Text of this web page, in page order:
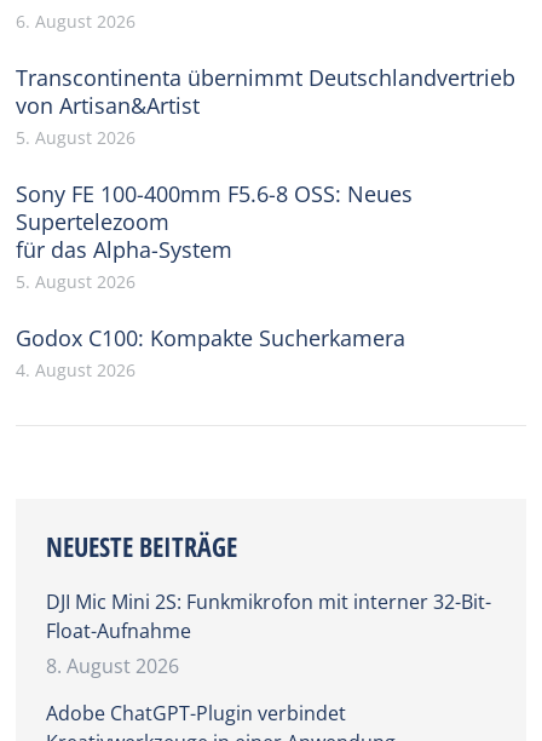
6. August 2026
Transcontinenta übernimmt Deutschlandvertrieb
von Artisan&Artist
5. August 2026
Sony FE 100-400mm F5.6-8 OSS: Neues
Supertelezoom
für das Alpha-System
5. August 2026
Godox C100: Kompakte Sucherkamera
4. August 2026
NEUESTE BEITRÄGE
DJI Mic Mini 2S: Funkmikrofon mit interner 32-Bit-
Float-Aufnahme
8. August 2026
Adobe ChatGPT-Plugin verbindet